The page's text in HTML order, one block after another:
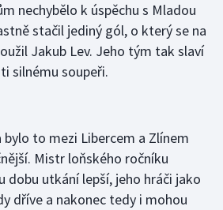
nechybělo k úspěchu s Mladou
stačil jediný gól, o který se na
Jakub Lev. Jeho tým tak slaví
silnému soupeři.
to mezi Libercem a Zlínem
Mistr loňského ročníku
dobu utkání lepší, jeho hráči jako
dříve a nakonec tedy i mohou